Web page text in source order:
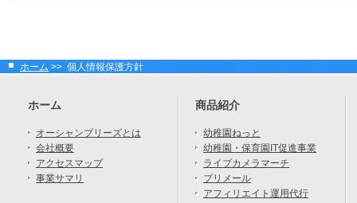
ホーム >> 個人情報保護方針
ホーム
オーシャンブリーズとは
会社概要
アクセスマップ
事業サマリ
商品紹介
幼稚園ねっと
幼稚園・保育園IT促進事業
ライブカメラマーチ
プリメール
アフィリエイト運用代行